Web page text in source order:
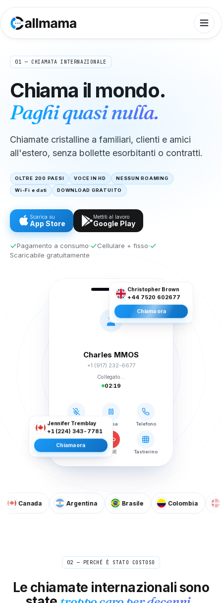
01 — CHIAMATA INTERNAZIONALE
Chiama il mondo.
Paghi quasi nulla.
Chiamate cristalline a familiari, clienti e amici
all'estero, senza bollette esorbitanti o contratti.
OLTRE 200 PAESI VOCE IN HD NESSUN ROAMING
Wi-Fi e dati DOWNLOAD GRATUITO
Scarica su
App Store
Mettiti al lavoro
Google Play
Pagamento a consumo
Cellulare + fisso
Scaricabile gratuitamente
Charles MMOS
+1 (917) 232-6677
Collegato...
02:19
Muto Presa Telefono
Messaggio FINE Tastierino
Christopher Brown
+44 7520 602677
Chiama ora
Jennifer Tremblay
+1 (224) 343-7781
Chiama ora
Argentina Brasile Colombia
02 — PERCHÉ È STATO COSTOSO
Le chiamate internazionali sono